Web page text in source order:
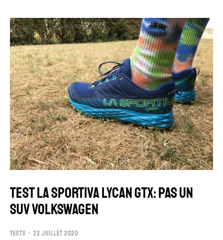
TEST LA SPORTIVA LYCAN GTX: PAS UN
SUV VOLKSWAGEN
TESTS 22 JUILLET 2020